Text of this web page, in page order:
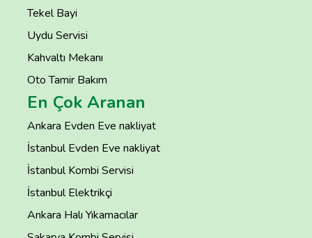
Tekel Bayi
Uydu Servisi
Kahvaltı Mekanı
Oto Tamir Bakım
En Çok Aranan
Ankara Evden Eve nakliyat
İstanbul Evden Eve nakliyat
İstanbul Kombi Servisi
İstanbul Elektrikçi
Ankara Halı Yıkamacılar